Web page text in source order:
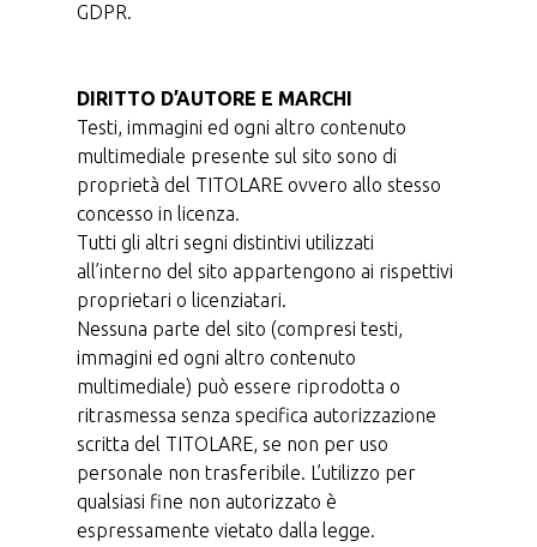
GDPR.
DIRITTO D’AUTORE E MARCHI
Testi, immagini ed ogni altro contenuto
multimediale presente sul sito sono di
proprietà del TITOLARE ovvero allo stesso
concesso in licenza.
Tutti gli altri segni distintivi utilizzati
all’interno del sito appartengono ai rispettivi
proprietari o licenziatari.
Nessuna parte del sito (compresi testi,
immagini ed ogni altro contenuto
multimediale) può essere riprodotta o
ritrasmessa senza specifica autorizzazione
scritta del TITOLARE, se non per uso
personale non trasferibile. L’utilizzo per
qualsiasi fine non autorizzato è
espressamente vietato dalla legge.